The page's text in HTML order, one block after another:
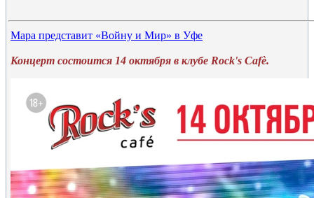
Мара представит «Войну и Мир» в Уфе
Концерт состоится 14 октября в клубе Rock's Cafè.